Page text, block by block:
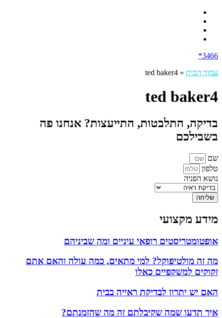
3466*
עמוד הבית »
ted baker4
ted baker4
בדיקה, התלבטות, התייעצות? אנחנו פה
בשבילכם
שם
טלפון
נושא הפניה
שליחה
מידע מקצועי
אופטומטריסטים רופאי עיניים ומה שביניהם
מה זה מולטיפוקל? למי מתאים, כמה עולה והאם אתם
זקוקים למשקפיים כאלו
האם יש יתרון לבדיקת ראייה בבית
איך תדעו שמה שקיבלתם זה מה שהזמנתם?